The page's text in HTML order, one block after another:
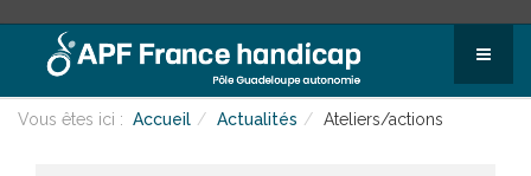
Vous êtes ici : Accueil Actualités Ateliers/actions